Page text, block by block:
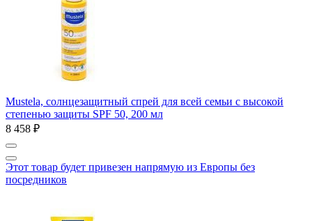
Mustela, солнцезащитный спрей для всей семьи с высокой
степенью защиты SPF 50, 200 мл
8 458 ₽
Этот товар будет привезен напрямую из Европы без
посредников